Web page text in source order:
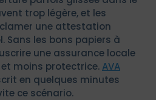
trop légère, et les
une attestation
Sans les bons papiers à
une assurance locale
moins protectrice. AVA
en quelques minutes
ce scénario.